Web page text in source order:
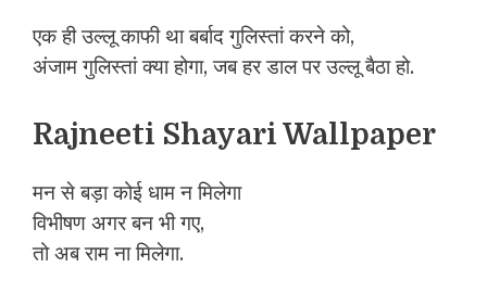
एक ही उल्लू काफी था बर्बाद गुलिस्तां करने को,
अंजाम गुलिस्तां क्या होगा, जब हर डाल पर उल्लू बैठा हो.
Rajneeti Shayari Wallpaper
मन से बड़ा कोई धाम न मिलेगा
विभीषण अगर बन भी गए,
तो अब राम ना मिलेगा.